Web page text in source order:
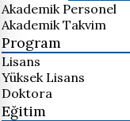
Akademik Personel
Akademik Takvim
Program
Lisans
Yüksek Lisans
Doktora
Eğitim